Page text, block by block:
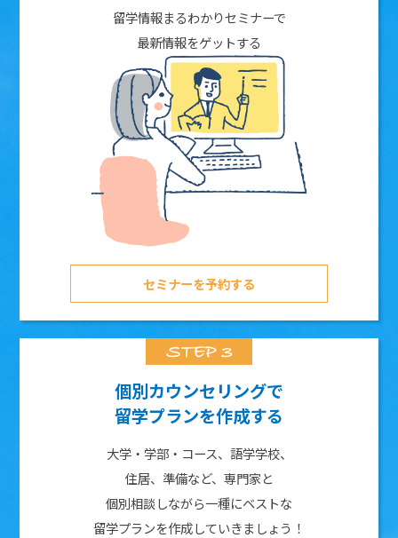
留学情報まるわかりセミナーで
最新情報をゲットする
セミナーを予約する
個別カウンセリングで
留学プランを作成する
大学・学部・コース、語学学校、
住居、準備など、専門家と
個別相談しながら一種にベストな
留学プランを作成していきましょう！